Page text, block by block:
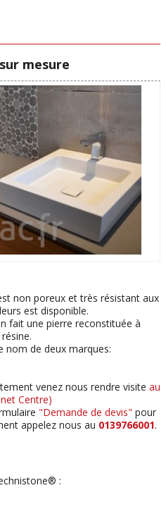
mesure
non poreux et très résistant aux
est disponible.
fait une pierre reconstituée à
nom de deux marques:
venez nous rendre visite au
Centre)
"Demande de devis" pour
appelez nous au 0139766001.
: